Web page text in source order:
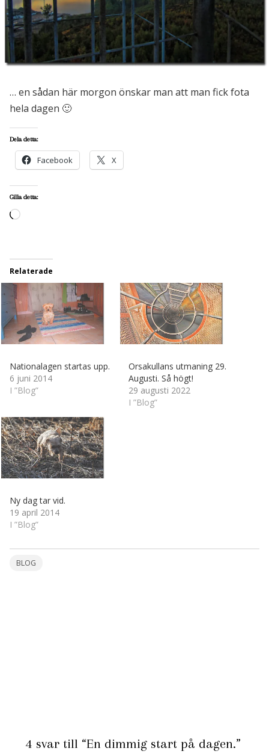
… en sådan här morgon önskar man att man fick fota
hela dagen 🙂
Dela detta:
Facebook X
Gilla detta:
Laddar
Relaterade
Nationalagen startas upp.
6 juni 2014
I ”Blog”
Orsakullans utmaning 29.
Augusti. Så högt!
29 augusti 2022
I ”Blog”
Ny dag tar vid.
19 april 2014
I ”Blog”
BLOG
4 svar till “En dimmig start på dagen.”